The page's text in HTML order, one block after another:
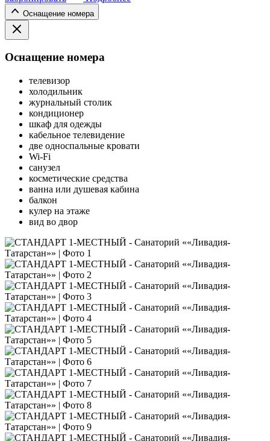
Оснащение номера
Оснащение номера
телевизор
холодильник
журнальный столик
кондиционер
шкаф для одежды
кабельное телевидение
две односпальные кровати
Wi-Fi
санузел
косметические средства
ванна или душевая кабина
балкон
кулер на этаже
вид во двор